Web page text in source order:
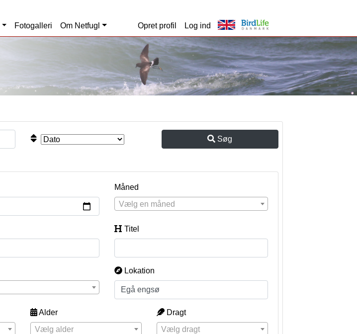
Fotogalleri Om Netfugl Opret profil Log ind
Søg
Måned
Vælg en måned
Titel
Lokation
Alder
Vælg alder
Dragt
Vælg dragt